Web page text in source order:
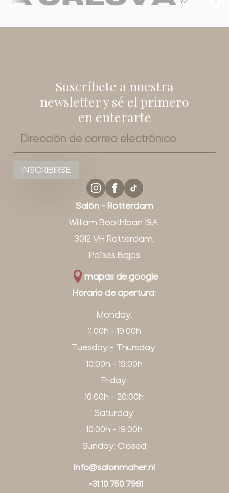
Suscríbete a nuestra
newsletter y sé el primero
en enterarte
electrónico
*
INSCRIBIRSE
Salón - Rotterdam
William Boothlaan 19A,
3012 VH Rotterdam,
Países Bajos
mapas de google
Horario de apertura:
Monday:
11:00h - 19:00h
Tuesday - Thursday:
10:00h - 19:00h
Friday:
10:00h - 20:00h
Saturday:
10:00h - 19:00h
Sunday: Closed
info@salonmaher.nl
+31 10 750 7991